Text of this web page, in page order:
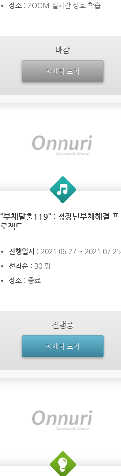
장소 : ZOOM 실시간 상호 학습
마감
자세히 보기
“부채탈출119” : 청장년부채해결 프
로젝트
진행일시 : 2021.06.27 ~ 2021.07.25
선착순 : 30 명
장소 : 종료
진행중
자세히 보기